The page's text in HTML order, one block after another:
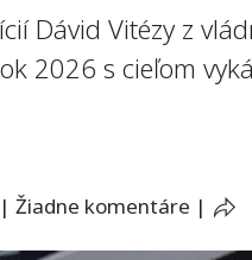
Dávid Vitézy z
2026 s cieľom
| Žiadne komentáre |